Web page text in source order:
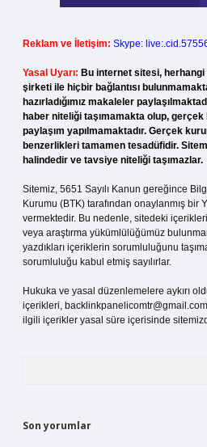
Reklam ve İletişim: Skype:
Yasal Uyarı: Bu internet sitesi,
şirketi ile hiçbir bağlantısı
hazırladığımız makaleler
haber niteliği taşımamakta olup,
paylaşım yapılmamaktadır. Gerçek
benzerlikleri tamamen tesadüfidir.
halindedir ve tavsiye niteliği taşımazlar.
Sitemiz, 5651 Sayılı Kanun gereğince
Kurumu (BTK) tarafından onaylanmış bir
vermektedir. Bu nedenle, sitedeki
veya araştırma yükümlülüğümüz
yazdıkları içeriklerin sorumluluğunu
sorumluluğu kabul etmiş sayılırlar.
Hukuka ve yasal düzenlemelere aykırı
içerikleri, backlinkpanelicomtr@gmail.com
ilgili içerikler yasal süre içerisinde
Son yorumlar